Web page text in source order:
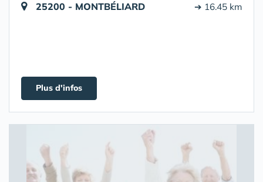
25200 - MONTBÉLIARD ➔ 16.45 km
Plus d'infos